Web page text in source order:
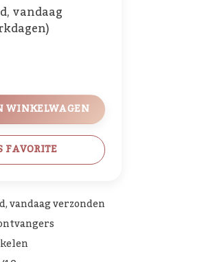
vandaag
WINKELWAGEN
FAVORITE
vandaag verzonden